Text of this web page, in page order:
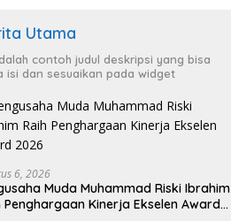
Utama
contoh judul deskripsi yang bisa
isi dan sesuaikan pada widget
6, 2026
Muda Muhammad Riski Ibrahim
Penghargaan Kinerja Ekselen Award